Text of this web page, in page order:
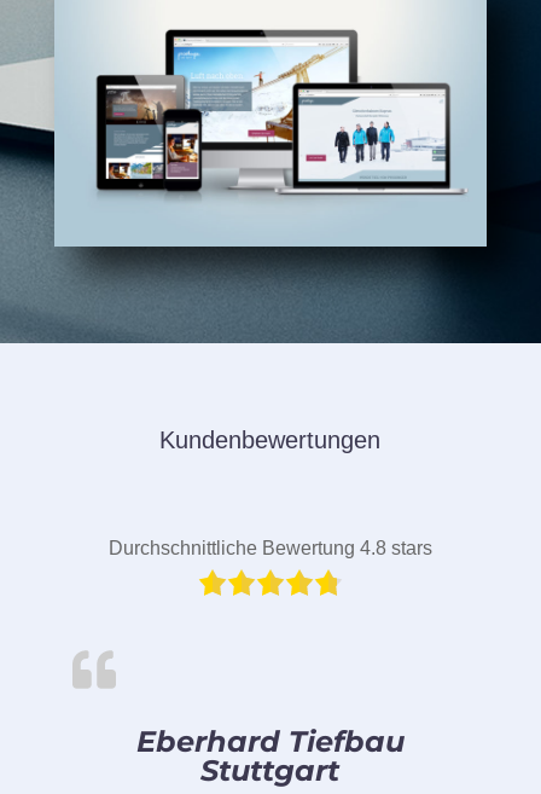
Kundenbewertungen
Durchschnittliche Bewertung 4.8 stars
Eberhard Tiefbau
Stuttgart